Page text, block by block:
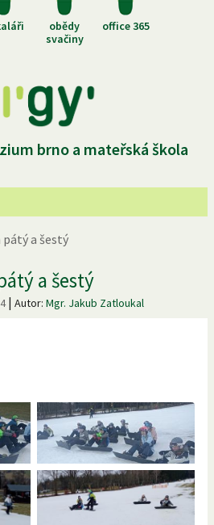
obědy
svačiny
office 365
brno a mateřská škola
pátý a šestý
a šestý
| Autor: Mgr. Jakub Zatloukal